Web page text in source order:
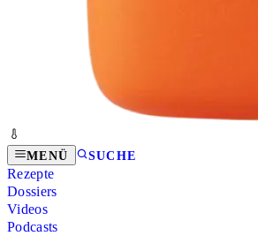
MENÜ SUCHE
Rezepte
Dossiers
Videos
Podcasts